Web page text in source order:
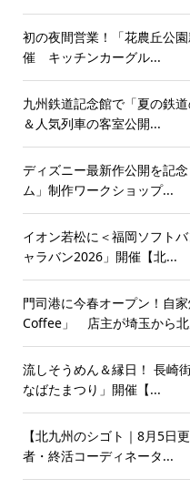
初の夜間営業！「花農丘公
催 キッチンカーグル...
九州鉄道記念館で「夏の鉄
＆人気列車の客室公開...
ディズニー最新作公開を記
ム」制作ワークショップ...
イオン若松に＜福岡ソフト
ャラバン2026」開催【北...
門司港に今春オープン！自
Coffee」 店主が埼玉から
流しそうめん＆縁日！ 長崎
なばたまつり」開催【...
【北九州のシゴト｜8月5日
者・終活コーディネータ...